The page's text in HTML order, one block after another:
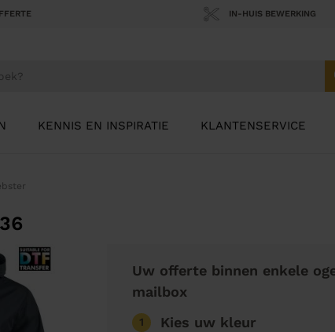
IN-HUIS BEWERKING
KENNIS EN INSPIRATIE KLANTENSERVICE
Uw offerte binnen enkele
mailbox
1 Kies uw kleur